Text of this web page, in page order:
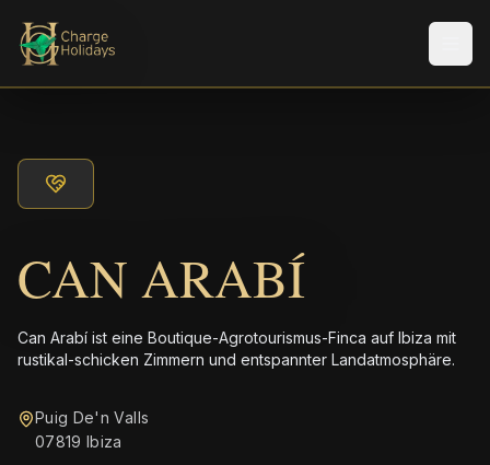
CAN ARABÍ
Can Arabí ist eine Boutique-Agrotourismus-Finca auf Ibiza mit
rustikal-schicken Zimmern und entspannter Landatmosphäre.
Puig De'n Valls
07819 Ibiza